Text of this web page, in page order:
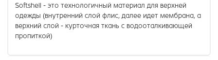
Softshell - это технологичный материал для верхней
одежды (внутренний слой флис, далее идет мембрана, а
верхний слой - курточная ткань с водооталкивающей
пропиткой)